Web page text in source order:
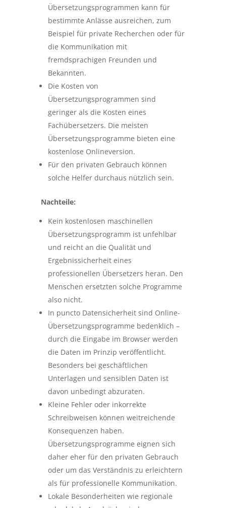
Übersetzungsprogrammen kann für
bestimmte Anlässe ausreichen, zum
Beispiel für private Recherchen oder für
die Kommunikation mit
fremdsprachigen Freunden und
Bekannten.
Die Kosten von
Übersetzungsprogrammen sind
geringer als die Kosten eines
Fachübersetzers. Die meisten
Übersetzungsprogramme bieten eine
kostenlose Onlineversion.
Für den privaten Gebrauch können
solche Helfer durchaus nützlich sein.
Nachteile:
Kein kostenlosen maschinellen
Übersetzungsprogramm ist unfehlbar
und reicht an die Qualität und
Ergebnissicherheit eines
professionellen Übersetzers heran. Den
Menschen ersetzten solche Programme
also nicht.
In puncto Datensicherheit sind Online-
Übersetzungsprogramme bedenklich –
durch die Eingabe im Browser werden
die Daten im Prinzip veröffentlicht.
Besonders bei geschäftlichen
Unterlagen und sensiblen Daten ist
davon unbedingt abzuraten.
Kleine Fehler oder inkorrekte
Schreibweisen können weitreichende
Konsequenzen haben.
Übersetzungsprogramme eignen sich
daher eher für den privaten Gebrauch
oder um das Verständnis zu erleichtern
als für professionelle Kommunikation.
Lokale Besonderheiten wie regionale